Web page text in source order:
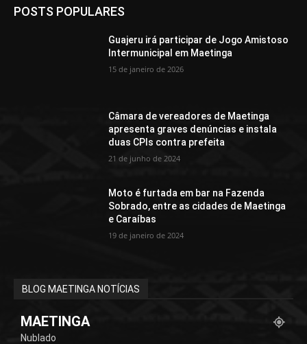
POSTS POPULARES
Guajeru irá participar de Jogo Amistoso
Intermunicipal em Maetinga
15 de janeiro de 2026
Câmara de vereadores de Maetinga
apresenta graves denúncias e instala
duas CPIs contra prefeita
21 de junho de 2024
Moto é furtada em bar na Fazenda
Sobrado, entre as cidades de Maetinga
e Caraíbas
19 de janeiro de 2024
BLOG MAETINGA NOTÍCIAS
MAETINGA
Nublado